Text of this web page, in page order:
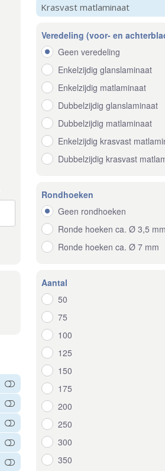
Krasvast matlaminaat
Veredeling (voor- en
Geen veredeling
Enkelzijdig glanslaminaat
Enkelzijdig matlaminaat
Dubbelzijdig glanslaminaat
Dubbelzijdig matlaminaat
Enkelzijdig krasvast
Dubbelzijdig krasvast
Rondhoeken
Geen rondhoeken
Ronde hoeken ca. Ø 3,5
Ronde hoeken ca. Ø 7 mm
Aantal
50
75
100
125
150
175
200
250
300
350